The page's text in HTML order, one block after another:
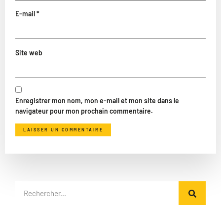
E-mail *
Site web
Enregistrer mon nom, mon e-mail et mon site dans le
navigateur pour mon prochain commentaire.